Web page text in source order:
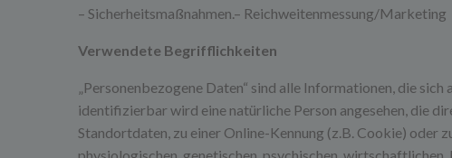
– Sicherheitsmaßnahmen.– Reichweitenmessung/Marketing
Verwendete Begrifflichkeiten
„Personenbezogene Daten“ sind alle Informationen, die
identifizierbar wird eine natürliche Person angesehen, die
Standortdaten, zu einer Online-Kennung (z.B. Cookie) oder